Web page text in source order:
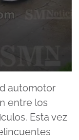
automotor
entre los
Esta vez